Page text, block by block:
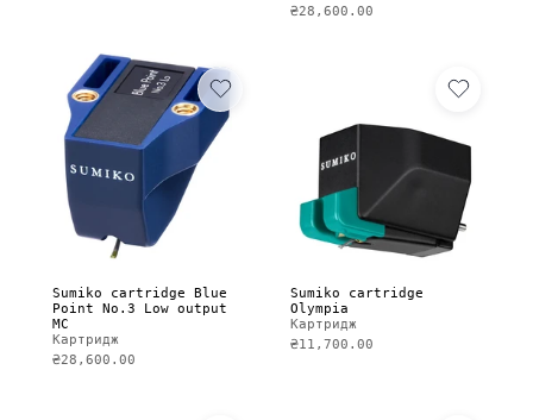
₴28,600.00
Sumiko cartridge Blue
Point No.3 Low output
MC
Картридж
₴28,600.00
Sumiko cartridge
Olympia
Картридж
₴11,700.00